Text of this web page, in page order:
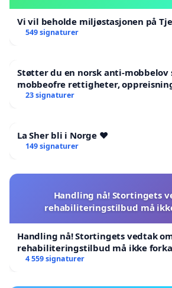
Vi vil beholde miljøstasjonen på
549 signaturer
Støtter du en norsk anti-mobbelov
mobbeofre rettigheter,
23 signaturer
La Sher bli i Norge ❤️
149 signaturer
Handling nå! Stortingets
rehabiliteringstilbud må
Handling nå! Stortingets vedtak
rehabiliteringstilbud må ikke
4 559 signaturer